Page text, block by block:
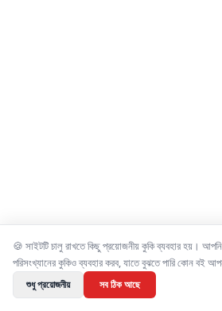
🍪 সাইটটি চালু রাখতে কিছু প্রয়োজনীয় কুকি ব্যবহার হয়। আপনি
পরিসংখ্যানের কুকিও ব্যবহার করব, যাতে বুঝতে পারি কোন বই
শুধু প্রয়োজনীয় সব ঠিক আছে